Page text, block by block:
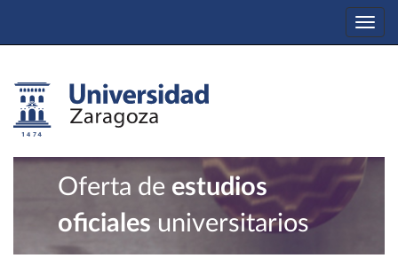
Oferta de estudios
oficiales universitarios